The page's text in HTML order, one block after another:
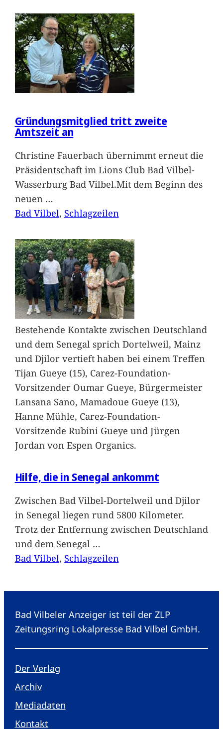
Gründungsmitglied tritt zweite
Amtszeit an
Christine Fauerbach übernimmt erneut die
Präsidentschaft im Lions Club Bad Vilbel-
Wasserburg Bad Vilbel.Mit dem Beginn des
neuen …
Bad Vilbel, Schlagzeilen
Bestehende Kontakte zwischen Deutschland
und dem Senegal sprich Dortelweil, Mainz
und Djilor vertieft haben bei einem Treffen
Tijan Gueye (15), Carez-Foundation-
Vorsitzender Oumar Gueye, Bürgermeister
Lansana Sano, Mamadoue Gueye (13),
Hanne Mühle, Carez-Foundation-
Vorsitzende Rubini Gueye und Jürgen
Jordan von Espen Organics.
Hilfe, die in Senegal ankommt
Zwischen Bad Vilbel-Dortelweil und Djilor
in Senegal liegen rund 5800 Kilometer.
Trotz der Entfernung zwischen Deutschland
und dem Senegal …
Bad Vilbel, Schlagzeilen
Bad Vilbeler Anzeiger ist teil der ZLP
Zeitungsring Lokalpresse Bad Vilbel GmbH.
Der Verlag
Archiv
Mediadaten
Kontakt